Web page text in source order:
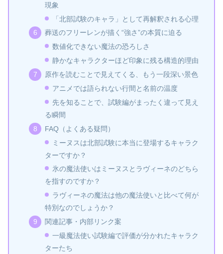
現象
「北部試験のキャラ」として再解釈される心理
葬送のフリーレンが描く“強さ”の本質に迫る
数値化できない魔法の恐ろしさ
静かなキャラクターほど印象に残る構造的理由
原作を読むことで見えてくる、もう一段深い景色
アニメでは語られない行間と名前の温度
先を知ることで、試験編がまったく違って見え
る瞬間
FAQ（よくある疑問）
ミーヌスは北部試験に本当に登場するキャラク
ターですか？
氷の魔法使いはミーヌスとラヴィーネのどちら
を指すのですか？
ラヴィーネの魔法は他の魔法使いと比べて何が
特別なのでしょうか？
関連記事・内部リンク案
一級魔法使い試験編で評価が分かれたキャラク
ターたち